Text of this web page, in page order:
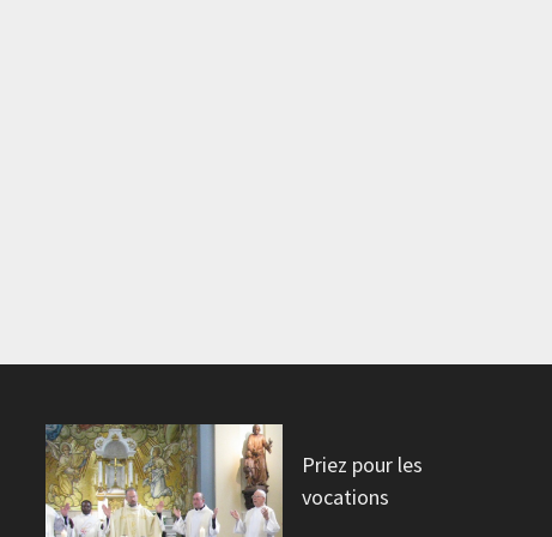
Priez pour les
vocations